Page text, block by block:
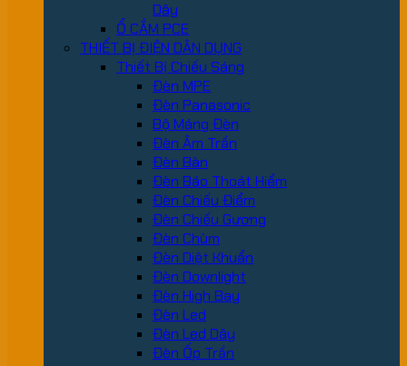
Dây
Ổ CẮM PCE
THIẾT BỊ ĐIỆN DÂN DỤNG
Thiết Bị Chiếu Sáng
Đèn MPE
Đèn Panasonic
Bộ Máng Đèn
Đèn Âm Trần
Đèn Bàn
Đèn Báo Thoát Hiểm
Đèn Chiếu Điểm
Đèn Chiếu Gương
Đèn Chùm
Đèn Diệt Khuẩn
Đèn Downlight
Đèn High Bay
Đèn Led
Đèn Led Dây
Đèn Ốp Trần